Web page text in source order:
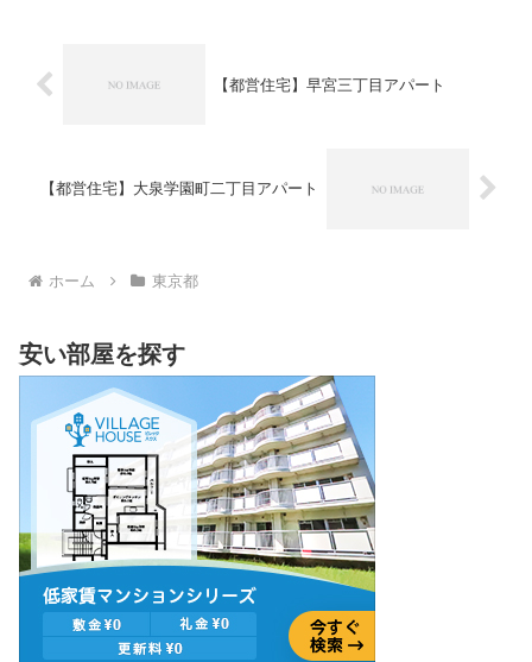
【都営住宅】早宮三丁目アパート
【都営住宅】大泉学園町二丁目アパート
ホーム 東京都
安い部屋を探す